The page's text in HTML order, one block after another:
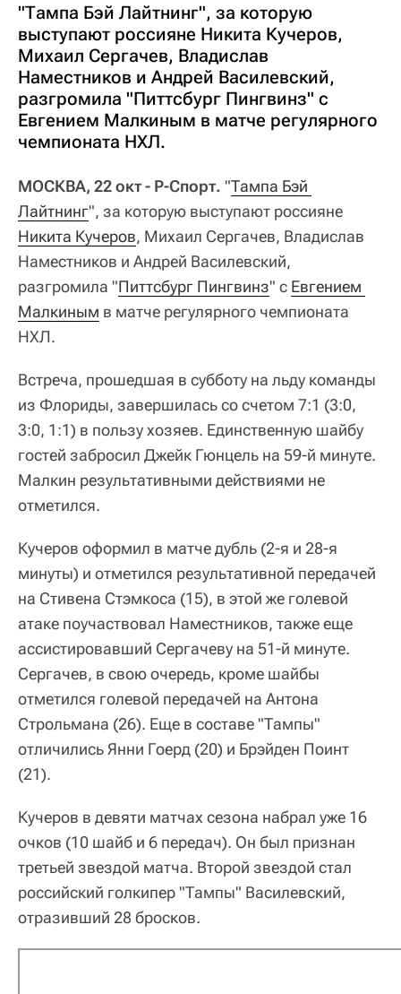
"Тампа Бэй Лайтнинг", за которую
выступают россияне Никита Кучеров,
Михаил Сергачев, Владислав
Наместников и Андрей Василевский,
разгромила "Питтсбург Пингвинз" с
Евгением Малкиным в матче регулярного
чемпионата НХЛ.
МОСКВА, 22 окт - Р-Спорт. "Тампа Бэй
Лайтнинг", за которую выступают россияне
Никита Кучеров, Михаил Сергачев, Владислав
Наместников и Андрей Василевский,
разгромила "Питтсбург Пингвинз" с Евгением
Малкиным в матче регулярного чемпионата
НХЛ.
Встреча, прошедшая в субботу на льду команды
из Флориды, завершилась со счетом 7:1 (3:0,
3:0, 1:1) в пользу хозяев. Единственную шайбу
гостей забросил Джейк Гюнцель на 59-й минуте.
Малкин результативными действиями не
отметился.
Кучеров оформил в матче дубль (2-я и 28-я
минуты) и отметился результативной передачей
на Стивена Стэмкоса (15), в этой же голевой
атаке поучаствовал Наместников, также еще
ассистировавший Сергачеву на 51-й минуте.
Сергачев, в свою очередь, кроме шайбы
отметился голевой передачей на Антона
Строльмана (26). Еще в составе "Тампы"
отличились Янни Гоерд (20) и Брэйден Поинт
(21).
Кучеров в девяти матчах сезона набрал уже 16
очков (10 шайб и 6 передач). Он был признан
третьей звездой матча. Второй звездой стал
российский голкипер "Тампы" Василевский,
отразивший 28 бросков.